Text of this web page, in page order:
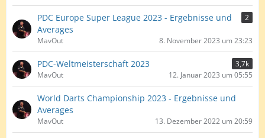
PDC Europe Super League 2023 - Ergebnisse und
Averages
2
MavOut 8. November 2023 um 23:23
PDC-Weltmeisterschaft 2023
3,7k
MavOut
12. Januar 2023 um 05:55
World Darts Championship 2023 - Ergebnisse und
Averages
MavOut 13. Dezember 2022 um 20:59